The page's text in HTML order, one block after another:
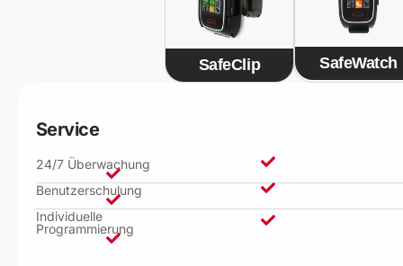
SafeClip SafeWatch
Service
24/7 Überwachung
Benutzerschulung
Individuelle
Programmierung